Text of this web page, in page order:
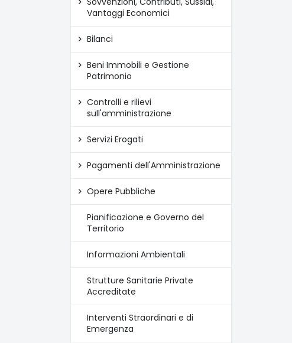
Vantaggi Economici
Bilanci
Beni Immobili e Gestione
Patrimonio
Controlli e rilievi
sull'amministrazione
Servizi Erogati
Pagamenti dell'Amministrazione
Opere Pubbliche
Pianificazione e Governo del
Territorio
Informazioni Ambientali
Strutture Sanitarie Private
Accreditate
Interventi Straordinari e di
Emergenza